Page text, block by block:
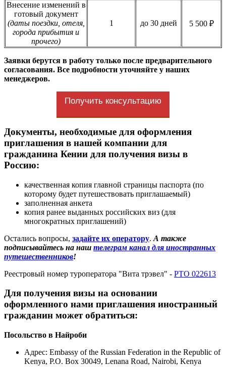
Внесение изменений в
готовый документ
(даты поездки, отеля,
города прибытия и
прочего)
1 до 30 дней 5 500 ₽
Заявки берутся в работу только после предварительного
согласования. Все подробности уточняйте у наших
менеджеров.
Получить консультацию
Документы, необходимые для оформления
приглашения в нашей компании для
гражданина Кении для получения визы в
Россию:
качественная копия главной страницы паспорта (по
которому будет путешествовать приглашаемый)
заполненная анкета
копия ранее выданных российских виз (для
многократных приглашений)
Остались вопросы, задайте их оператору. А также
подписывайтесь на наш телеграм канал для иностранных
путешественников!
Реестровый номер туроператора "Вита трэвел" - РТО 022613
Для получения визы на основании
оформленного нами приглашения иностранный
гражданин может обратиться:
Посольство в Найроби
Адрес: Embassy of the Russian Federation in the Republic of
Kenya, P.O. Box 30049, Lenana Road, Nairobi, Kenya